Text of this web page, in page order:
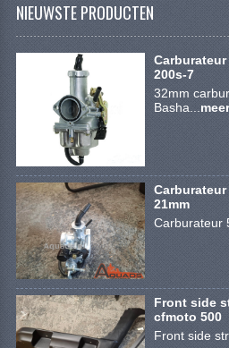
KOEL
MOTOR
REM
STUUR
UITLAAT
WIEL
WIELEN EN
NIEUWSTE PRODUCTEN
Carburateur
200s-7
32mm
Basha...
21mm
Carburateur
Front side
cfmoto 500
Front side